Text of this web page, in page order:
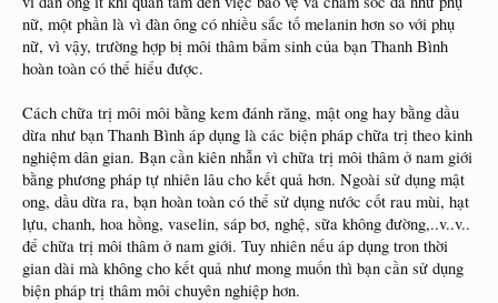
nữ, một phần là vì đàn ông có nhiều sắc tố melanin hơn so với phụ
nữ, vì vậy, trường hợp bị môi thâm bẩm sinh của bạn Thanh Bình
hoàn toàn có thể hiểu được.
Cách chữa trị môi môi bằng kem đánh răng, mật ong hay bằng dầu
dừa như bạn Thanh Bình áp dụng là các biện pháp chữa trị theo kinh
nghiệm dân gian. Bạn cần kiên nhẫn vì chữa trị môi thâm ở nam giới
bằng phương pháp tự nhiên lâu cho kết quả hơn. Ngoài sử dụng mật
ong, dầu dừa ra, bạn hoàn toàn có thể sử dụng nước cốt rau mùi, hạt
lựu, chanh, hoa hồng, vaselin, sáp bơ, nghệ, sữa không đường,..v..v..
để chữa trị môi thâm ở nam giới. Tuy nhiên nếu áp dụng tron thời
gian dài mà không cho kết quả như mong muốn thì bạn cần sử dụng
biện pháp trị thâm môi chuyên nghiệp hơn.